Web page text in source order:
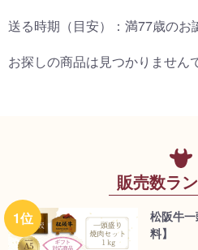
送る時期（目安）：満77歳のお
お探しの商品は見つかりません
販売数ラ
松阪牛
料】